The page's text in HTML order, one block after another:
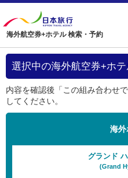
海外航空券+ホテル 検索・予約
選択中の海外航空券+ホ
内容を確認後「この組み合わせ
してください。
海外
グランド
(Grand